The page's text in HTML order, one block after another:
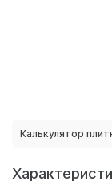
Калькулятор